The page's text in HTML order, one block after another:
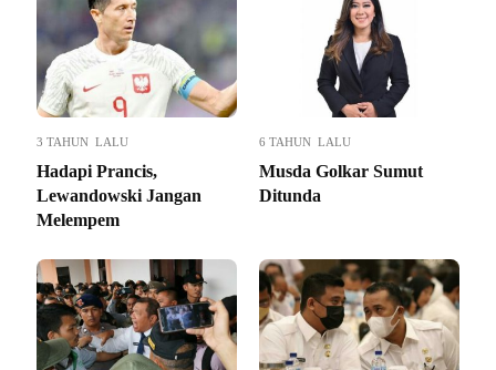
3 TAHUN LALU
Hadapi Prancis,
Lewandowski Jangan
Melempem
6 TAHUN LALU
Musda Golkar Sumut
Ditunda